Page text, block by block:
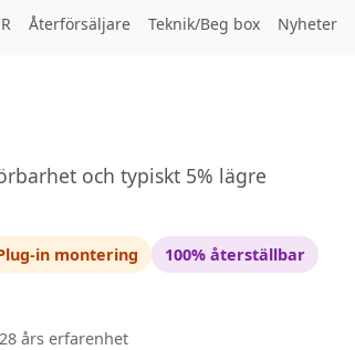
Återförsäljare Teknik/Beg box Nyheter
och typiskt 5% lägre
in montering
100% återställbar
28 års erfarenhet